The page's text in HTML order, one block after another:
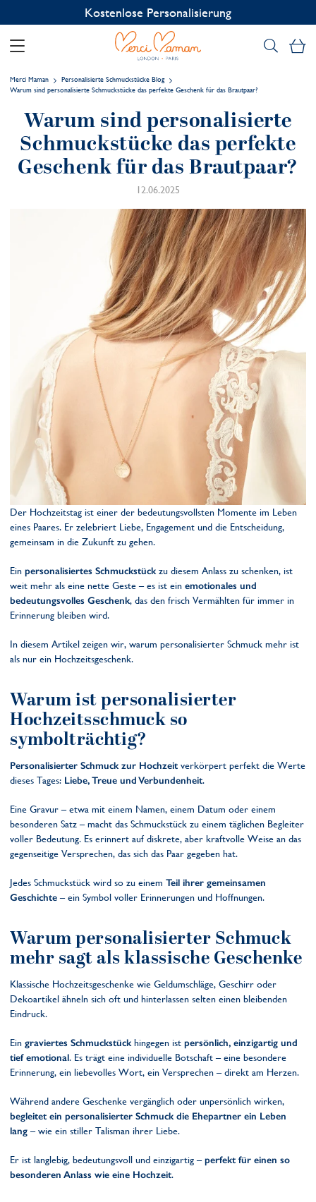
Kostenlose Personalisierung
Merci Maman
Personalisierte Schmuckstücke Blog
Warum sind personalisierte Schmuckstücke das perfekte Geschenk für das Brautpaar?
Warum sind personalisierte
Schmuckstücke das perfekte
Geschenk für das Brautpaar?
12.06.2025
Der Hochzeitstag ist einer der bedeutungsvollsten Momente im Leben
eines Paares. Er zelebriert Liebe, Engagement und die Entscheidung,
gemeinsam in die Zukunft zu gehen.
Ein personalisiertes Schmuckstück zu diesem Anlass zu schenken, ist
weit mehr als eine nette Geste – es ist ein emotionales und
bedeutungsvolles Geschenk, das den frisch Vermählten für immer in
Erinnerung bleiben wird.
In diesem Artikel zeigen wir, warum personalisierter Schmuck mehr ist
als nur ein Hochzeitsgeschenk.
Warum ist personalisierter
Hochzeitsschmuck so
symbolträchtig?
Personalisierter Schmuck zur Hochzeit verkörpert perfekt die Werte
dieses Tages: Liebe, Treue und Verbundenheit.
Eine Gravur – etwa mit einem Namen, einem Datum oder einem
besonderen Satz – macht das Schmuckstück zu einem täglichen Begleiter
voller Bedeutung. Es erinnert auf diskrete, aber kraftvolle Weise an das
gegenseitige Versprechen, das sich das Paar gegeben hat.
Jedes Schmuckstück wird so zu einem Teil ihrer gemeinsamen
Geschichte– ein Symbol voller Erinnerungen und Hoffnungen.
Warum personalisierter Schmuck
mehr sagt als klassische Geschenke
Klassische Hochzeitsgeschenke wie Geldumschläge, Geschirr oder
Dekoartikel ähneln sich oft und hinterlassen selten einen bleibenden
Eindruck.
Ein graviertes Schmuckstück hingegen ist persönlich, einzigartig und
tief emotional. Es trägt eine individuelle Botschaft – eine besondere
Erinnerung, ein liebevolles Wort, ein Versprechen – direkt am Herzen.
Während andere Geschenke vergänglich oder unpersönlich wirken,
begleitet ein personalisierter Schmuck die Ehepartner ein Leben
lang– wie ein stiller Talisman ihrer Liebe.
Er ist langlebig, bedeutungsvoll und einzigartig –perfekt für einen so
besonderen Anlass wie eine Hochzeit.